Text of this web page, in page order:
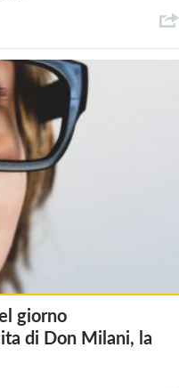
giorno
di Don Milani, la